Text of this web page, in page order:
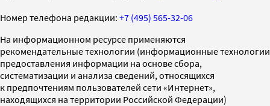
Номер телефона редакции: +7 (495) 565-32-06
На информационном ресурсе применяются
рекомендательные технологии (информационные технологии
предоставления информации на основе сбора,
систематизации и анализа сведений, относящихся
к предпочтениям пользователей сети «Интернет»,
находящихся на территории Российской Федерации)